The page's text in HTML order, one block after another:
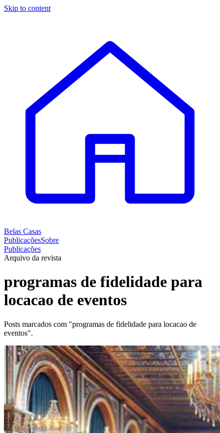
Skip to content
Belas Casas
PublicaçõesSobre
Publicações
Arquivo da revista
programas de fidelidade para
locacao de eventos
Posts marcados com "programas de fidelidade para locacao de
eventos".